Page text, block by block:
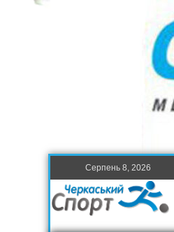
Серпень 8, 2026